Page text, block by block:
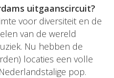
uitgaanscircuit?
voor diversiteit en de
van de wereld
Nu hebben de
locaties een volle
pop.